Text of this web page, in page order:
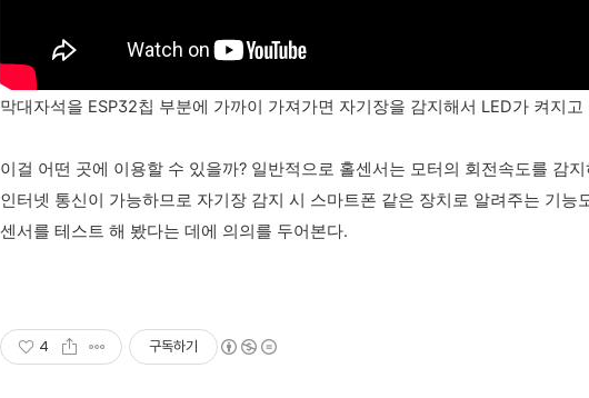
막대자석을 ESP32칩 부분에 가까이 가져가면 자기장을 감지해서 LED가 켜지
이걸 어떤 곳에 이용할 수 있을까? 일반적으로 홀센서는 모터의 회전속도를 감
인터넷 통신이 가능하므로 자기장 감지 시 스마트폰 같은 장치로 알려주는 기
센서를 테스트 해 봤다는 데에 의의를 두어본다.
4 구독하기